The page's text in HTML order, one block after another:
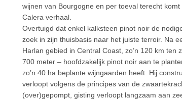
wijnen van Bourgogne en per toeval terecht
Calera verhaal.
Overtuigd dat enkel kalksteen pinot noir de
zoek in zijn thuisbasis naar het juiste terroir. Na
Harlan gebied in Central Coast, zo’n 120 km
700 meter – hoofdzakelijk pinot noir aan te
zo’n 40 ha beplante wijngaarden heeft. Hij
verloopt volgens de principes van de
(over)gepompt, gisting verloopt langzaam aan